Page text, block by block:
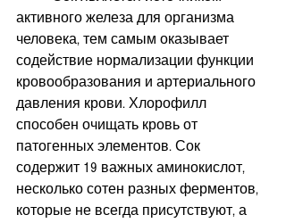
активного железа для организма
человека, тем самым оказывает
содействие нормализации функции
кровообразования и артериального
давления крови. Хлорофилл
способен очищать кровь от
патогенных элементов. Сок
содержит 19 важных аминокислот,
несколько сотен разных ферментов,
которые не всегда присутствуют, а